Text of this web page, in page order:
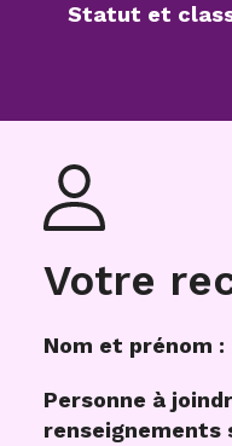
Statut et
Votre
Nom et prénom :
Personne à
renseignements